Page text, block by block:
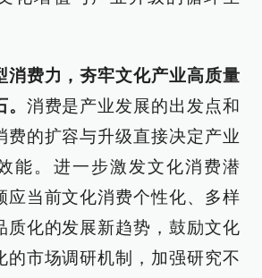
消费力，夯牢文化产业高质量
消费是产业发展的出发点和
费的扩容与升级直接决定产业
能。进一步激发文化消费潜
应当前文化消费个性化、多样
质化的发展新趋势，鼓励文化
的市场调研机制，加强研究不